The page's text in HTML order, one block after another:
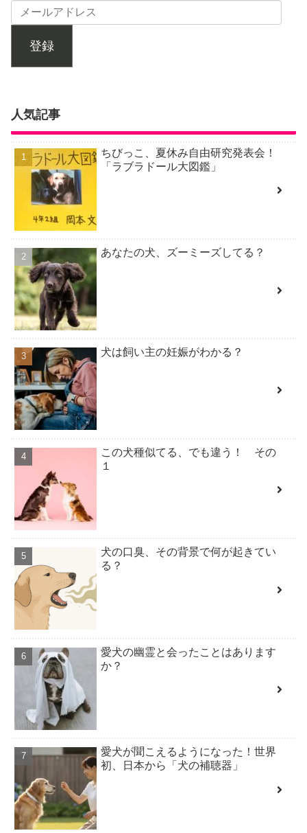
登録
人気記事
ちびっこ、夏休み自由研究発表会！
「ラブラドール大図鑑」
あなたの犬、ズーミーズしてる？
犬は飼い主の妊娠がわかる？
この犬種似てる、でも違う！ その
１
犬の口臭、その背景で何が起きてい
る？
愛犬の幽霊と会ったことはあります
か？
愛犬が聞こえるようになった！世界
初、日本から「犬の補聴器」